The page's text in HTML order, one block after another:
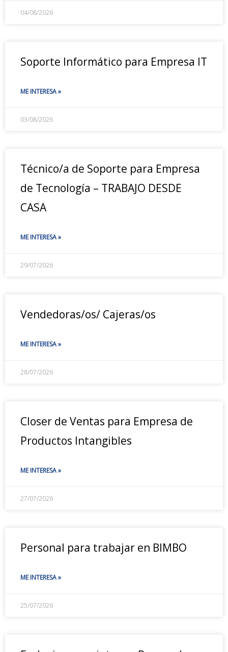
04/08/2026
Soporte Informático para Empresa IT
ME INTERESA »
03/08/2026
Técnico/a de Soporte para Empresa
de Tecnología – TRABAJO DESDE
CASA
ME INTERESA »
29/07/2026
Vendedoras/os/ Cajeras/os
ME INTERESA »
28/07/2026
Closer de Ventas para Empresa de
Productos Intangibles
ME INTERESA »
27/07/2026
Personal para trabajar en BIMBO
ME INTERESA »
25/07/2026